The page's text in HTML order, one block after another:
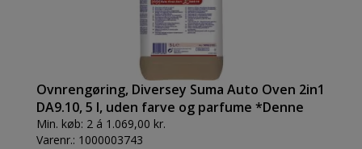
Ovnrengøring, Diversey Suma Auto Oven 2in1
DA9.10, 5 l, uden farve og parfume *Denne
vare tages ikke retur*
Min. køb: 2 á 1.069,00 kr.
Varenr.: 1000003743